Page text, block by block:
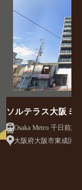
ソルテラス大阪ミ
クレアスト
大阪府大阪市東成区